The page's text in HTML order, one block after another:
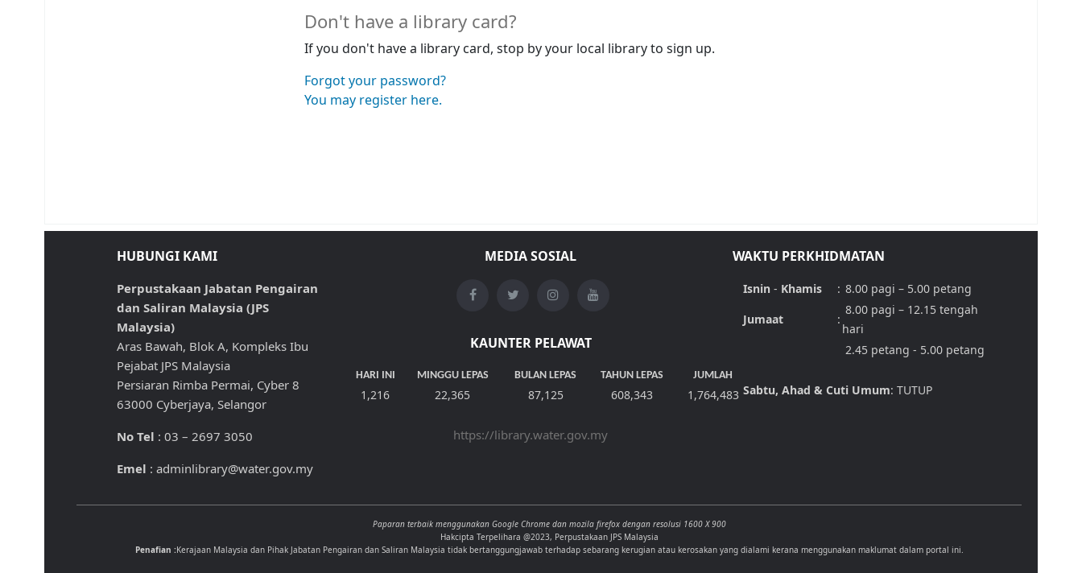
Don't have a library card?
If you don't have a library card, stop by your local library to sign up.
Forgot your password?
You may register here.
HUBUNGI KAMI
Perpustakaan Jabatan Pengairan
dan Saliran Malaysia (JPS
Malaysia)
Aras Bawah, Blok A, Kompleks Ibu
Pejabat JPS Malaysia
Persiaran Rimba Permai, Cyber 8
63000 Cyberjaya, Selangor
No Tel : 03 – 2697 3050
Emel : adminlibrary@water.gov.my
MEDIA SOSIAL
KAUNTER PELAWAT
HARI INI MINGGU LEPAS BULAN LEPAS TAHUN LEPAS JUMLAH
1,216 22,365 87,125 608,343 1,764,483
https://library.water.gov.my
WAKTU PERKHIDMATAN
Isnin- Khamis : 8.00 pagi – 5.00 petang
Jumaat
:
8.00 pagi – 12.15 tengah
hari
2.45 petang - 5.00 petang
Sabtu, Ahad & Cuti Umum: TUTUP
Paparan terbaik menggunakan Google Chrome dan mozila firefox dengan resolusi 1600 X 900
Hakcipta Terpelihara @2023, Perpustakaan JPS Malaysia
Penafian :Kerajaan Malaysia dan Pihak Jabatan Pengairan dan Saliran Malaysia tidak bertanggungjawab terhadap sebarang kerugian atau kerosakan yang dialami kerana menggunakan maklumat dalam portal ini.